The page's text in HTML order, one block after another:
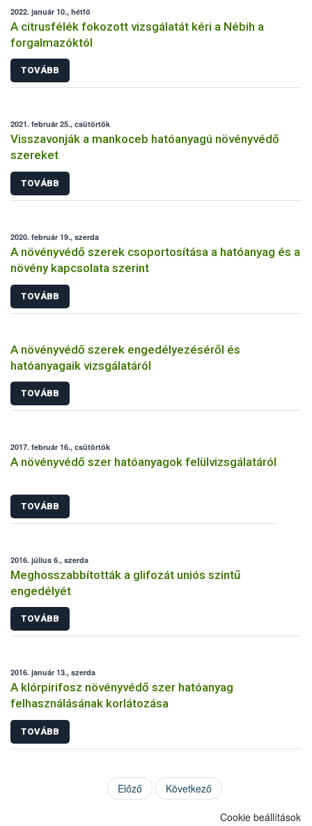
2022. január 10., hétfő
A citrusfélék fokozott vizsgálatát kéri a Nébih a
forgalmazóktól
TOVÁBB
2021. február 25., csütörtök
Visszavonják a mankoceb hatóanyagú növényvédő
szereket
TOVÁBB
2020. február 19., szerda
A növényvédő szerek csoportosítása a hatóanyag és a
növény kapcsolata szerint
TOVÁBB
A növényvédő szerek engedélyezéséről és
hatóanyagaik vizsgálatáról
TOVÁBB
2017. február 16., csütörtök
A növényvédő szer hatóanyagok felülvizsgálatáról
TOVÁBB
2016. július 6., szerda
Meghosszabbították a glifozát uniós szintű
engedélyét
TOVÁBB
2016. január 13., szerda
A klórpirifosz növényvédő szer hatóanyag
felhasználásának korlátozása
TOVÁBB
Előző Következő
Cookie beállítások